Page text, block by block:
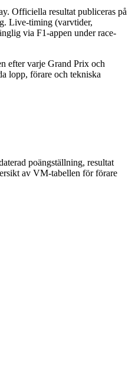
Officiella resultat publiceras på
Live-timing (varvtider,
via F1-appen under race-
efter varje Grand Prix och
lopp, förare och tekniska
poängställning, resultat
av VM-tabellen för förare